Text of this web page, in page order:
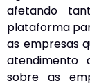
afetando
plataforma
as empresas
atendimento
sobre as